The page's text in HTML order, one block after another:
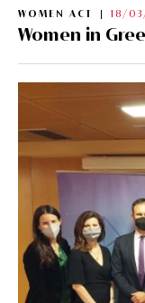
WOMEN ACT 18/
Women in